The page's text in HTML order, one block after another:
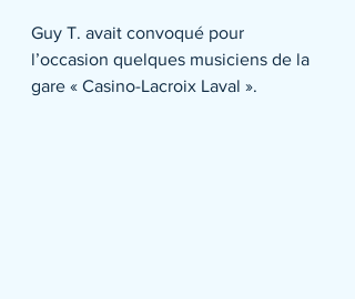
Guy T. avait convoqué pour
l’occasion quelques musiciens de la
gare « Casino-Lacroix Laval ».